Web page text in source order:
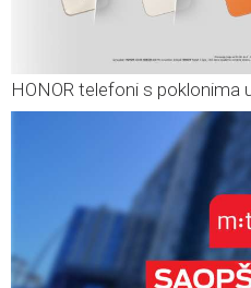
HONOR telefoni s poklonima